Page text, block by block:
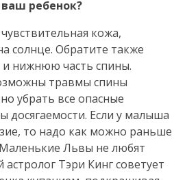
ребенок?
кожа,
солнце. Обратите также
нижнюю часть спины.
травмы спины
убрать все опасные
досягаемости. Если у малыша
то надо как можно раньше
Львы не любят
астролог Тэри Кинг советует